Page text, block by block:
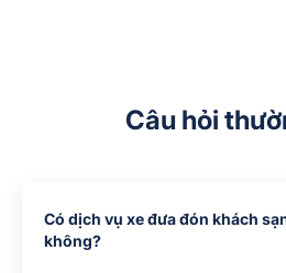
Câu hỏi
Có dịch vụ xe đưa đón khách
không?